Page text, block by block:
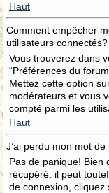
Haut
Comment empêcher
utilisateurs connectés?
Vous trouverez dans
“Préférences du
Mettez cette option
modérateurs et vous
compté parmi les
Haut
J’ai perdu mon mot de
Pas de panique! Bien
récupéré, il peut
de connexion, cliquez